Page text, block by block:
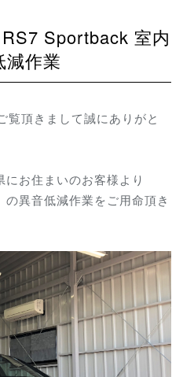
減作業
頂きまして誠にありがと
お住まいのお客様より
異音低減作業をご用命頂き